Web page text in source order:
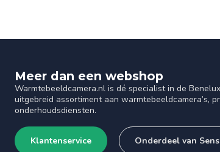
Meer dan een webshop
Warmtebeeldcamera.nl is dé specialist in de
uitgebreid assortiment aan warmtebeeldcamera’s,
onderhoudsdiensten.
Klantenservice Onderdeel van